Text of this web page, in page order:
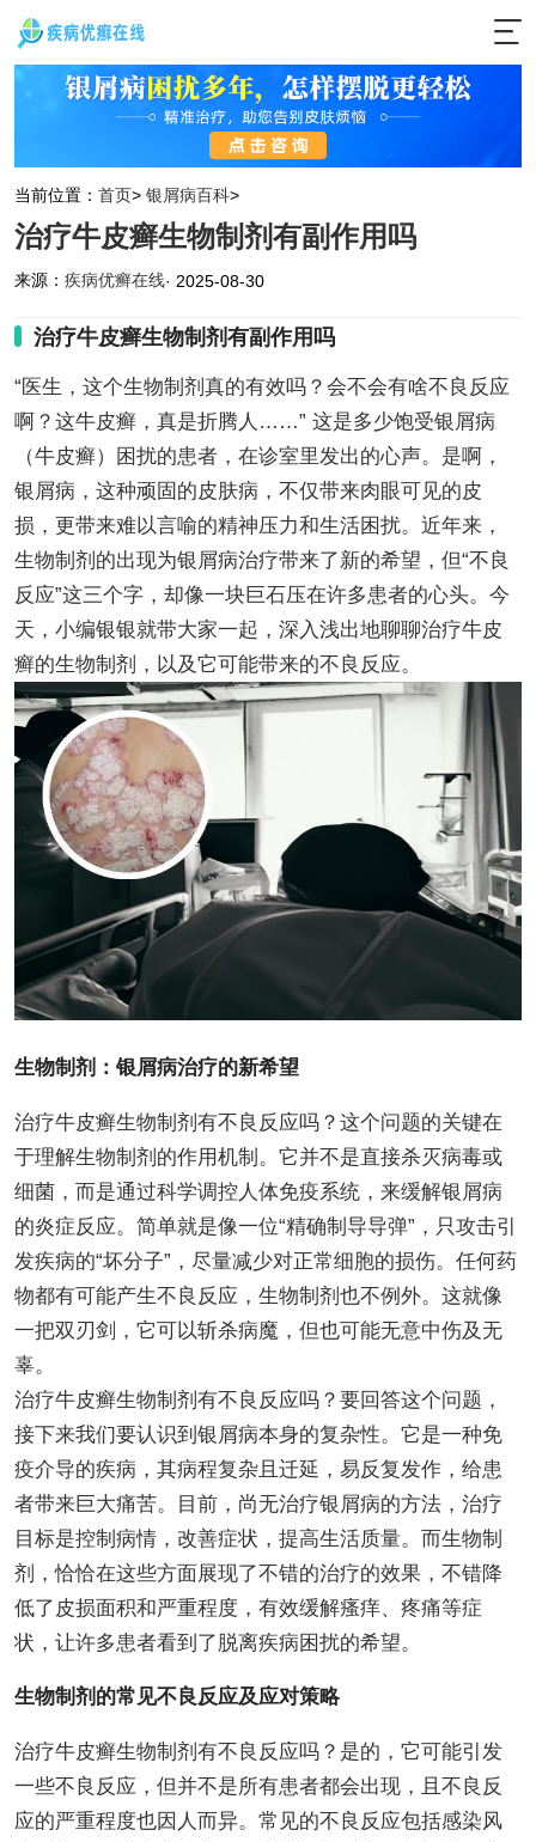
当前位置： 首页> 银屑病百科>
治疗牛皮癣生物制剂有副作用吗
来源： 疾病优癣在线· 2025-08-30
治疗牛皮癣生物制剂有副作用吗
“医生，这个生物制剂真的有效吗？会不会有啥不良反应
啊？这牛皮癣，真是折腾人……” 这是多少饱受银屑病
（牛皮癣）困扰的患者，在诊室里发出的心声。是啊，
银屑病，这种顽固的皮肤病，不仅带来肉眼可见的皮
损，更带来难以言喻的精神压力和生活困扰。近年来，
生物制剂的出现为银屑病治疗带来了新的希望，但“不良
反应”这三个字，却像一块巨石压在许多患者的心头。今
天，小编银银就带大家一起，深入浅出地聊聊治疗牛皮
癣的生物制剂，以及它可能带来的不良反应。
生物制剂：银屑病治疗的新希望
治疗牛皮癣生物制剂有不良反应吗？这个问题的关键在
于理解生物制剂的作用机制。它并不是直接杀灭病毒或
细菌，而是通过科学调控人体免疫系统，来缓解银屑病
的炎症反应。简单就是像一位“精确制导导弹”，只攻击引
发疾病的“坏分子”，尽量减少对正常细胞的损伤。任何药
物都有可能产生不良反应，生物制剂也不例外。这就像
一把双刃剑，它可以斩杀病魔，但也可能无意中伤及无
辜。
治疗牛皮癣生物制剂有不良反应吗？要回答这个问题，
接下来我们要认识到银屑病本身的复杂性。它是一种免
疫介导的疾病，其病程复杂且迁延，易反复发作，给患
者带来巨大痛苦。目前，尚无治疗银屑病的方法，治疗
目标是控制病情，改善症状，提高生活质量。而生物制
剂，恰恰在这些方面展现了不错的治疗的效果，不错降
低了皮损面积和严重程度，有效缓解瘙痒、疼痛等症
状，让许多患者看到了脱离疾病困扰的希望。
生物制剂的常见不良反应及应对策略
治疗牛皮癣生物制剂有不良反应吗？是的，它可能引发
一些不良反应，但并不是所有患者都会出现，且不良反
应的严重程度也因人而异。常见的不良反应包括感染风